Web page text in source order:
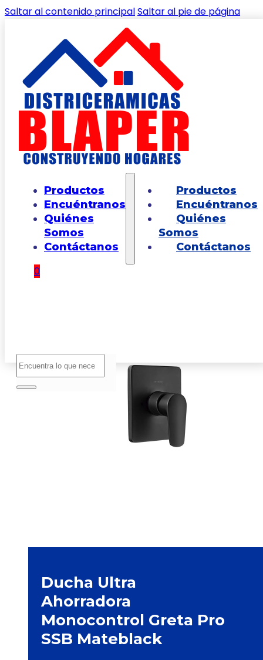
Saltar al contenido principalSaltar al pie de página
Productos
Encuéntranos
Quiénes
Somos
Contáctanos
Productos
Encuéntranos
Quiénes
Somos
Contáctanos
0
Buscar
Inicio/Shop/GRIFERIAS Y ACCESORIOS DE
BAÑOS/GRIFERIA DUCHAS / Ducha Ultra
Ahorradora Monocontrol Greta Pro SSB
Mateblack
🔍
Ducha Ultra
Ahorradora
Monocontrol Greta Pro
SSB Mateblack